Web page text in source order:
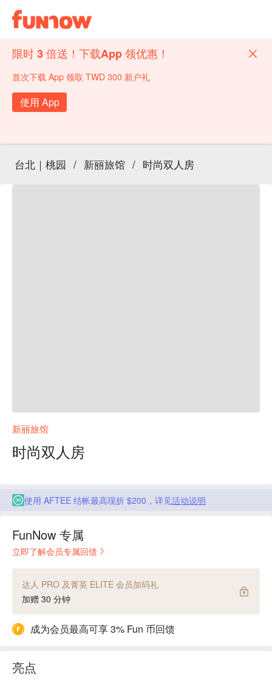
限时 3 倍送！下载App 领优惠！
首次下载 App 领取 TWD 300 新户礼
使用 App
台北｜桃园 / 新丽旅馆 / 时尚双人房
新丽旅馆
时尚双人房
使用 AFTEE 结帐最高现折 $200，详见活动说明
FunNow 专属
立即了解会员专属回馈
达人 PRO 及菁英 ELITE 会员加码礼
加赠 30 分钟
成为会员最高可享 3% Fun 币回馈
亮点